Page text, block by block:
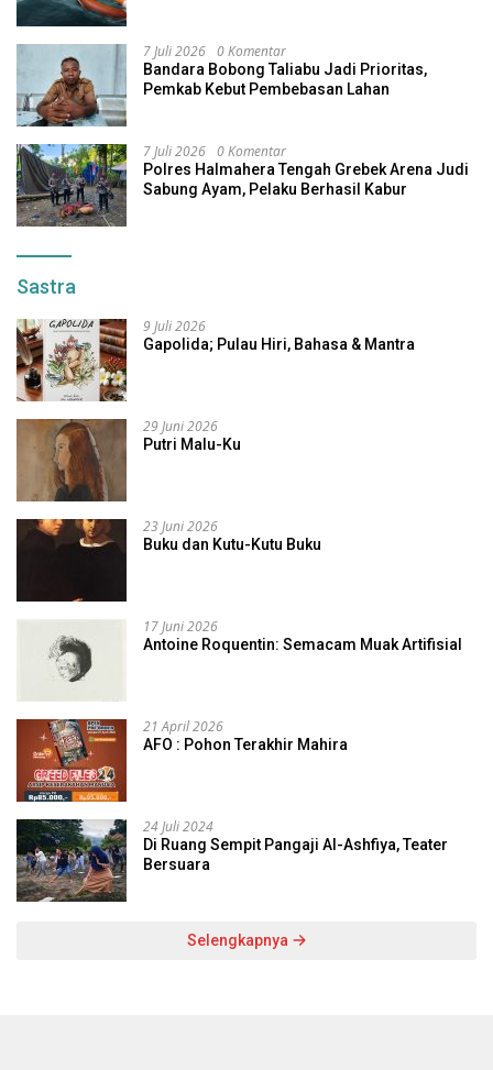
7 Juli 2026 0 Komentar
Bandara Bobong Taliabu Jadi Prioritas,
Pemkab Kebut Pembebasan Lahan
7 Juli 2026 0 Komentar
Polres Halmahera Tengah Grebek Arena Judi
Sabung Ayam, Pelaku Berhasil Kabur
Sastra
9 Juli 2026
Gapolida; Pulau Hiri, Bahasa & Mantra
29 Juni 2026
Putri Malu-Ku
23 Juni 2026
Buku dan Kutu-Kutu Buku
17 Juni 2026
Antoine Roquentin: Semacam Muak Artifisial
21 April 2026
AFO : Pohon Terakhir Mahira
24 Juli 2024
Di Ruang Sempit Pangaji Al-Ashfiya, Teater
Bersuara
Selengkapnya